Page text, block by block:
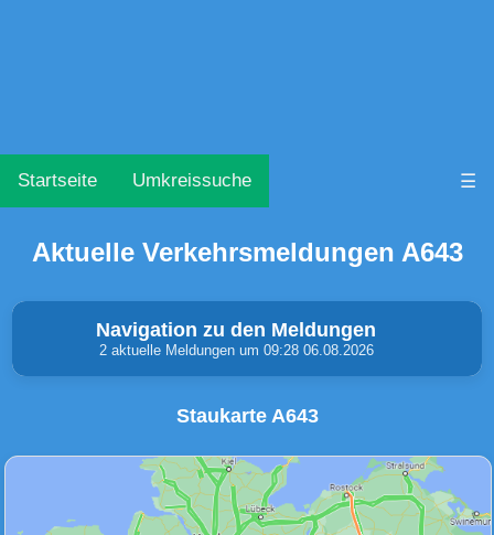
Startseite Umkreissuche ☰
Aktuelle Verkehrsmeldungen A643
Navigation zu den Meldungen
2 aktuelle Meldungen um 09:28 06.08.2026
Unfälle & Warnungen Stau
(1)
Staukarte A643